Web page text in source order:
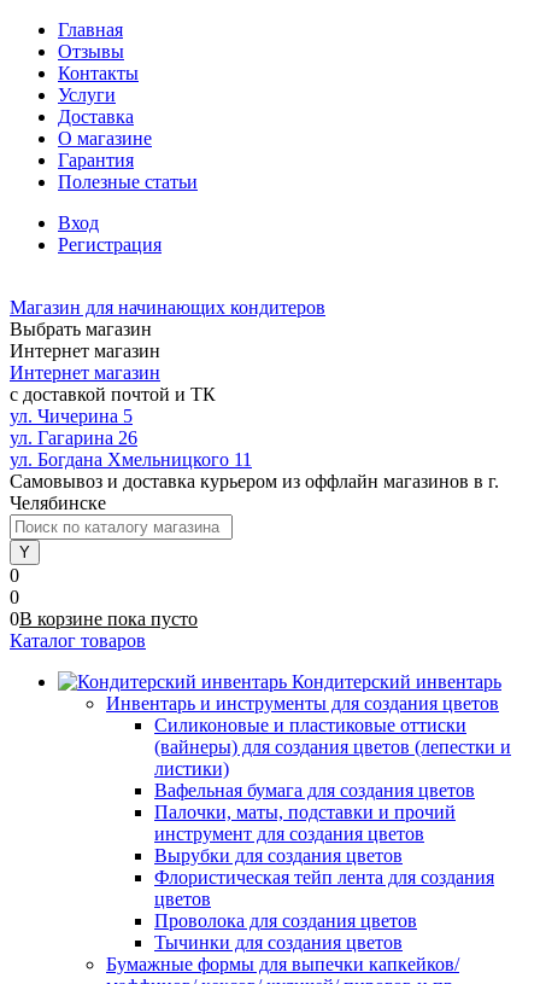
Главная
Отзывы
Контакты
Услуги
Доставка
О магазине
Гарантия
Полезные статьи
Вход
Регистрация
Магазин для начинающих кондитеров
Выбрать магазин
Интернет магазин
Интернет магазин
с доставкой почтой и ТК
ул. Чичерина 5
ул. Гагарина 26
ул. Богдана Хмельницкого 11
Самовывоз и доставка курьером из оффлайн магазинов в г.
Челябинске
0
0
0В корзине пока пусто
Каталог товаров
Кондитерский инвентарь
Инвентарь и инструменты для создания цветов
Силиконовые и пластиковые оттиски
(вайнеры) для создания цветов (лепестки и
листики)
Вафельная бумага для создания цветов
Палочки, маты, подставки и прочий
инструмент для создания цветов
Вырубки для создания цветов
Флористическая тейп лента для создания
цветов
Проволока для создания цветов
Тычинки для создания цветов
Бумажные формы для выпечки капкейков/